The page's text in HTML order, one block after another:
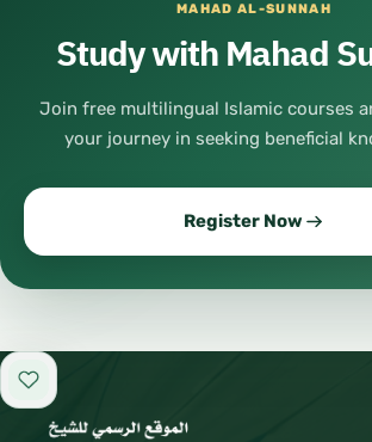
MAHAD AL-SUNNAH
Study with Mahad
Join free multilingual Islamic courses
your journey in seeking beneficial
Register Now
Add to favorites